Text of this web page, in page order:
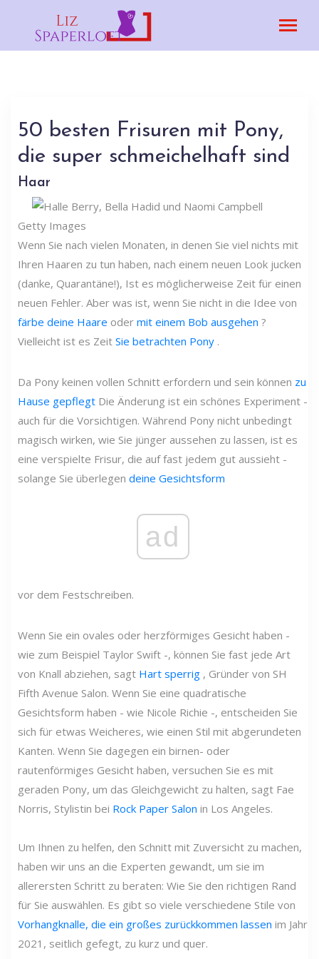
50 besten Frisuren mit Pony,
die super schmeichelhaft sind
Haar
Getty Images
Wenn Sie nach vielen Monaten, in denen Sie viel nichts mit
Ihren Haaren zu tun haben, nach einem neuen Look jucken
(danke, Quarantäne!), Ist es möglicherweise Zeit für einen
neuen Fehler. Aber was ist, wenn Sie nicht in die Idee von
färbe deine Haare oder mit einem Bob ausgehen ?
Vielleicht ist es Zeit Sie betrachten Pony .
Da Pony keinen vollen Schnitt erfordern und sein können zu
Hause gepflegt Die Änderung ist ein schönes Experiment -
auch für die Vorsichtigen. Während Pony nicht unbedingt
magisch wirken, wie Sie jünger aussehen zu lassen, ist es
eine verspielte Frisur, die auf fast jedem gut aussieht -
solange Sie überlegen deine Gesichtsform
ad
vor dem Festschreiben.
Wenn Sie ein ovales oder herzförmiges Gesicht haben -
wie zum Beispiel Taylor Swift -, können Sie fast jede Art
von Knall abziehen, sagt Hart sperrig , Gründer von SH
Fifth Avenue Salon. Wenn Sie eine quadratische
Gesichtsform haben - wie Nicole Richie -, entscheiden Sie
sich für etwas Weicheres, wie einen Stil mit abgerundeten
Kanten. Wenn Sie dagegen ein birnen- oder
rautenförmiges Gesicht haben, versuchen Sie es mit
geraden Pony, um das Gleichgewicht zu halten, sagt Fae
Norris, Stylistin bei Rock Paper Salon in Los Angeles.
Um Ihnen zu helfen, den Schnitt mit Zuversicht zu machen,
haben wir uns an die Experten gewandt, um sie im
allerersten Schritt zu beraten: Wie Sie den richtigen Rand
für Sie auswählen. Es gibt so viele verschiedene Stile von
Vorhangknalle, die ein großes zurückkommen lassen im Jahr
2021, seitlich gefegt, zu kurz und quer.